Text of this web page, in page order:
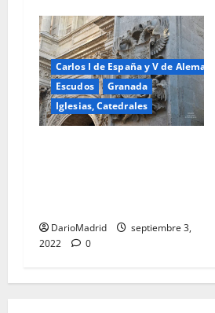
Carlos I de España y V de Alemania
Escudos
Granada
Iglesias, Catedrales
DarioMadrid
septiembre 3,
2022
0